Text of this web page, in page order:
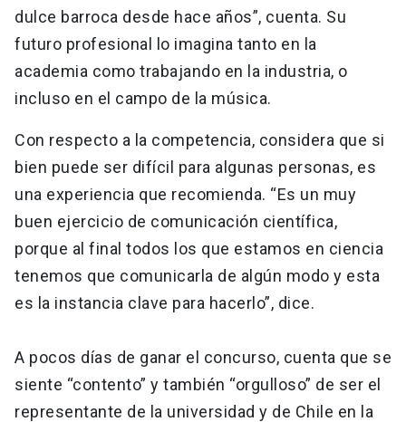
dulce barroca desde hace años”, cuenta. Su
futuro profesional lo imagina tanto en la
academia como trabajando en la industria, o
incluso en el campo de la música.
Con respecto a la competencia, considera que si
bien puede ser difícil para algunas personas, es
una experiencia que recomienda. “Es un muy
buen ejercicio de comunicación científica,
porque al final todos los que estamos en ciencia
tenemos que comunicarla de algún modo y esta
es la instancia clave para hacerlo”, dice.
A pocos días de ganar el concurso, cuenta que se
siente “contento” y también “orgulloso” de ser el
representante de la universidad y de Chile en la